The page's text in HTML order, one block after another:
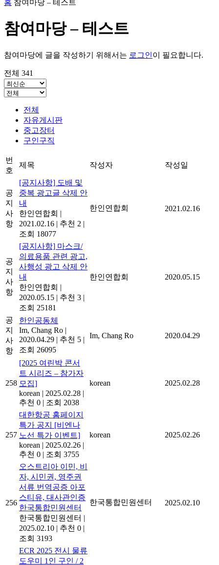
홈 참여마당 – 테스트
참여마당 – 테스트
참여마당에 글을 작성하기 위해서는 로그인이 필요합니다.
전체 341
전체
자유게시판
중고장터
구인구직
번
호
제목 작성자 작성일
공
지
사
항
[공지사항] 도배 및
중복 광고글 삭제 안
내
한인연합회 |
2021.02.16 | 추천 2 |
조회 18077
한인연합회 2021.02.16
공
지
사
항
[공지사항] 마스크/
의료용품 관련 광고,
사행성 광고 삭제 안
내
한인연합회 |
2020.05.15 | 추천 3 |
조회 25181
한인연합회 2020.05.15
공
지
사
항
한인공동체
Im, Chang Ro |
2020.04.29 | 추천 5 |
조회 26095
Im, Chang Ro 2020.04.29
258
[2025 여린박 콘서
트 시리즈 – 참가자
모집]
korean | 2025.02.28 |
추천 0 | 조회 2038
korean 2025.02.28
257
대한항공 홈페이지
특가 공지 [비엔나
노선 특가 이벤트]
korean | 2025.02.26 |
추천 0 | 조회 3755
korean 2025.02.26
256
오스트리아 이민, 비
자, 시민권, 영주권
서류 번역공증 아포
스티유, 대사관인증
한국통합민원센터
한국통합민원센터 |
2025.02.10 | 추천 0 |
조회 3193
한국통합민원센터 2025.02.10
ECR 2025 전시 물류
도우미 1인 구인 / 2